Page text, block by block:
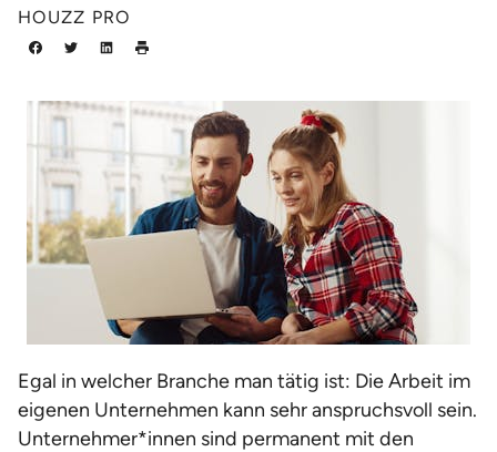
HOUZZ PRO
Egal in welcher Branche man tätig ist: Die Arbeit im
eigenen Unternehmen kann sehr anspruchsvoll sein.
Unternehmer*innen sind permanent mit den